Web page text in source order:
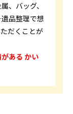
、バッグ、
品整理で想
だくことが
ある かい